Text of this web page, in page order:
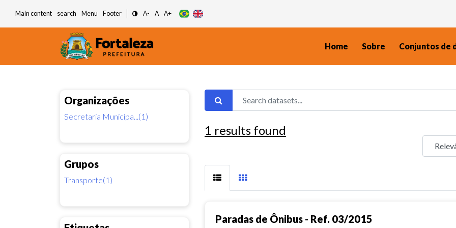
Main content search Menu Footer A- A A+
Home Sobre Conjuntos de
Organizações
Secretaria Municipa...(1)
Grupos
Transporte(1)
1 results found
Paradas de Ônibus - Ref. 03/2015